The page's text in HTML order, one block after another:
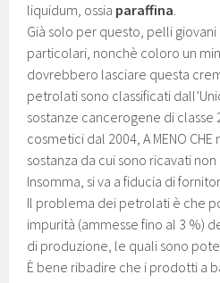
liquidum, ossia paraffina.
Già solo per questo, pelli
particolari, nonchè coloro un
dovrebbero lasciare questa
petrolati sono classificati
sostanze cancerogene di classe
cosmetici dal 2004, A MENO
sostanza da cui sono ricavati
Insomma, si va a fiducia di
Il problema dei petrolati è che
impurità (ammesse fino al 3 %)
di produzione, le quali sono
È bene ribadire che i prodotti a